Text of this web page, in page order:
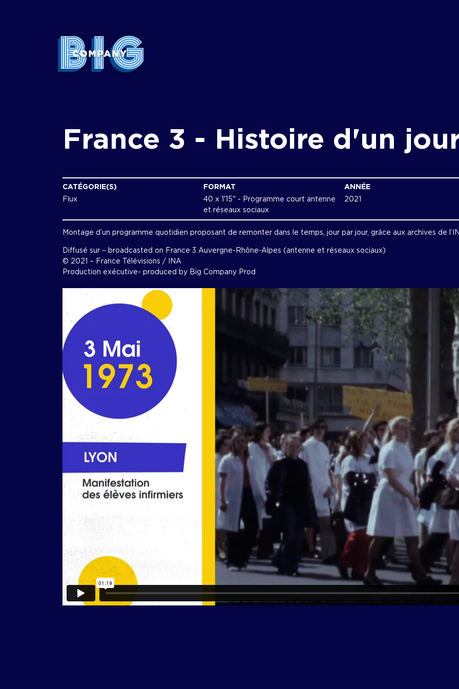
France 3 - Histoire d'un
CATÉGORIE(S)
Flux
FORMAT
40 x 1'15'' - Programme court antenne
et réseaux sociaux
ANNÉE
2021
Montage d’un programme quotidien proposant de remonter dans le temps, jour par jour, grâce aux archives de
Diffusé sur – broadcasted on France 3 Auvergne-Rhône-Alpes (antenne et réseaux sociaux)
© 2021 – France Télévisions / INA
Production exécutive- produced by Big Company Prod